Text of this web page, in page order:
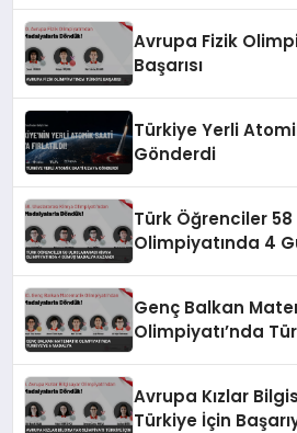
Avrupa Fizik
Başarısı
Türkiye Yerli
Gönderdi
Türk Öğrenciler
Olimpiyatında 4
Genç Balkan
Olimpiyatı’nda
Avrupa Kızlar
Türkiye İçin